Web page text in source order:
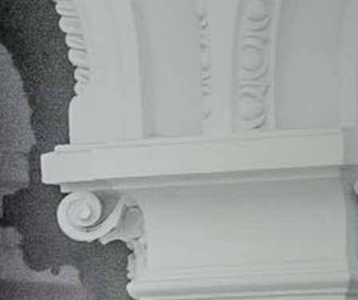
Escríbenos para que podamos
sistemas de mamografía. Contratos para
suministro de salas de radiografía. Contratos para
suministro de sistemas de monitorización. Por
no hablar de los contratos para la instalación y
mantenimiento de todo este
material y equipo
médico